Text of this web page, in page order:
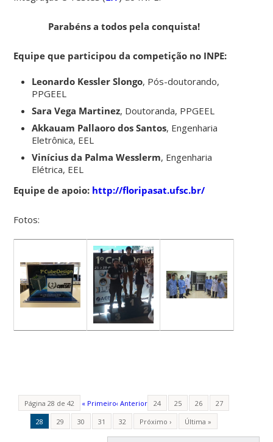
Parabéns a todos pela conquista!
Equipe que participou da competição no INPE:
Leonardo Kessler Slongo, Pós-doutorando,
PPGEEL
Sara Vega Martinez, Doutoranda, PPGEEL
Akkauam Pallaoro dos Santos, Engenharia
Eletrônica, EEL
Vinícius da Palma Wesslerm, Engenharia
Elétrica, EEL
Equipe de apoio: http://floripasat.ufsc.br/
Fotos:
Página 28 de 42 « Primeiro‹ Anterior 24 25 26
27
28
29 30 31 32 Próximo › Última »